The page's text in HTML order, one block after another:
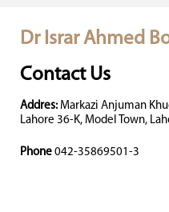
Dr Israr Ahmed
Contact Us
Addres: Markazi Anjuman
Lahore 36-K, Model Town,
Phone 042-35869501-3